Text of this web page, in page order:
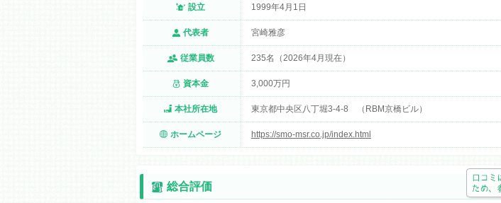
設立 1999年4月1日
代表者 宮崎雅彦
従業員数 235名（2026年4月現在）
資本金 3,000万円
本社所在地 東京都中央区八丁堀3-4-8 （RBM京橋ビル）
ホームページ https://smo-msr.co.jp/index.html
総合評価